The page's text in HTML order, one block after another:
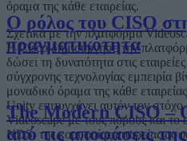
Ο ρόλος του CISO
πραγματικότητα
The Modern CISO –
από τις αποφάσεις
όραμα της κάθε εταιρείας.
Σχετικά με την πλατφόρμα
Η Cisco δημιούργησε την
δώσει τη δυνατότητα στις
σύγχρονης τεχνολογίας εμπειρία
μοναδικό όραμα της κάθε
Unity επιτυγχάνει αυτόν τον
Videoscape με τους πόρους και το
NDS, της κορυφαίας εταιρείας